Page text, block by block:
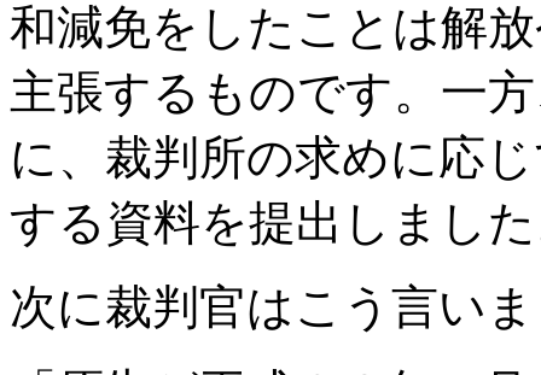
和減免をしたことは解
主張するものです。一
に、裁判所の求めに応
する資料を提出しまし
次に裁判官はこう言い